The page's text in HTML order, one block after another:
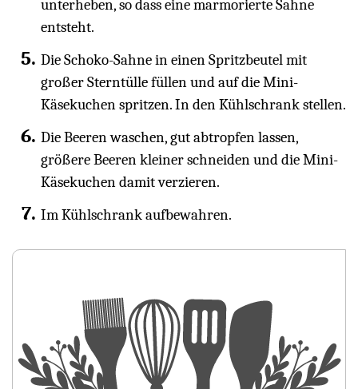
unterheben, so dass eine marmorierte Sahne
entsteht.
Die Schoko-Sahne in einen Spritzbeutel mit
großer Sterntülle füllen und auf die Mini-
Käsekuchen spritzen. In den Kühlschrank stellen.
Die Beeren waschen, gut abtropfen lassen,
größere Beeren kleiner schneiden und die Mini-
Käsekuchen damit verzieren.
Im Kühlschrank aufbewahren.